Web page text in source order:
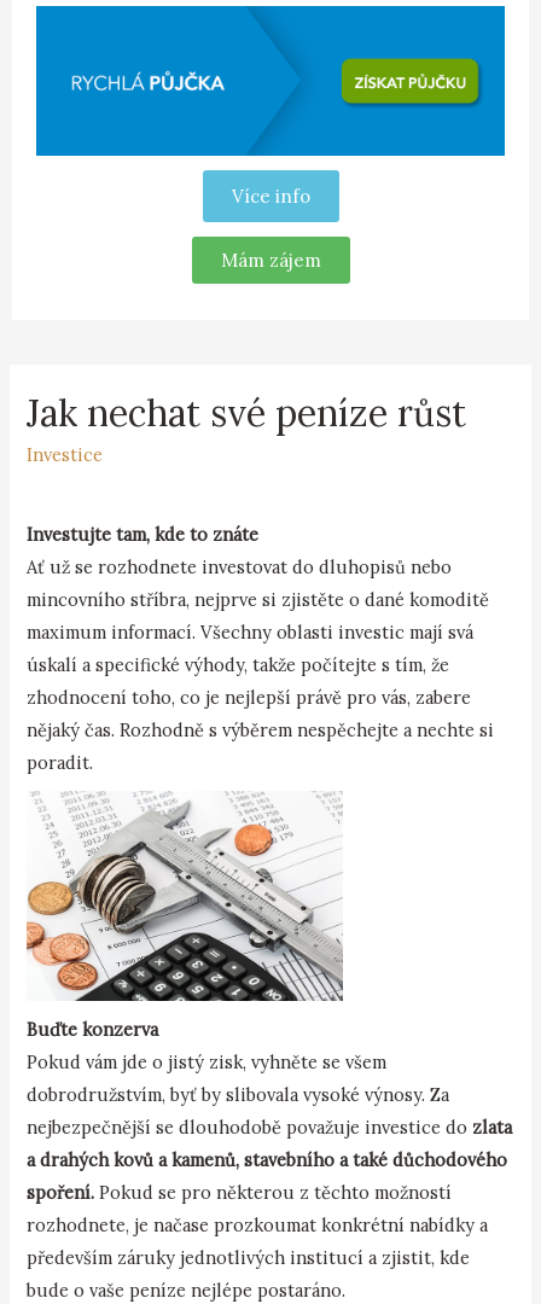
Více info
Mám zájem
Jak nechat své peníze růst
Investice
Investujte tam, kde to znáte
Ať už se rozhodnete investovat do dluhopisů nebo
mincovního stříbra, nejprve si zjistěte o dané komoditě
maximum informací. Všechny oblasti investic mají svá
úskalí a specifické výhody, takže počítejte s tím, že
zhodnocení toho, co je nejlepší právě pro vás, zabere
nějaký čas. Rozhodně s výběrem nespěchejte a nechte si
poradit.
Buďte konzerva
Pokud vám jde o jistý zisk, vyhněte se všem
dobrodružstvím, byť by slibovala vysoké výnosy. Za
nejbezpečnější se dlouhodobě považuje investice do zlata
a drahých kovů a kamenů, stavebního a také důchodového
spoření. Pokud se pro některou z těchto možností
rozhodnete, je načase prozkoumat konkrétní nabídky a
především záruky jednotlivých institucí a zjistit, kde
bude o vaše peníze nejlépe postaráno.